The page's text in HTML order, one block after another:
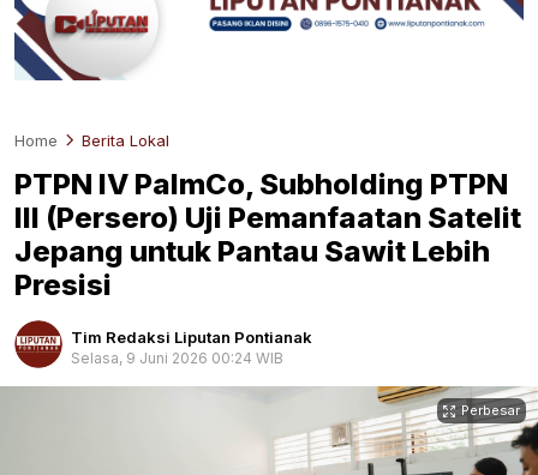
Home Berita Lokal
PTPN IV PalmCo, Subholding PTPN
III (Persero) Uji Pemanfaatan Satelit
Jepang untuk Pantau Sawit Lebih
Presisi
Tim Redaksi Liputan Pontianak
Selasa, 9 Juni 2026 00:24 WIB
Perbesar